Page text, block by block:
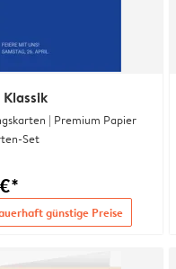
| Premium Papier
Set
günstige Preise